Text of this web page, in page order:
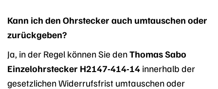
Kann ich den Ohrstecker auch umtauschen oder
zurückgeben?
Ja, in der Regel können Sie denThomas Sabo
Einzelohrstecker H2147-414-14 innerhalb der
gesetzlichen Widerrufsfrist umtauschen oder